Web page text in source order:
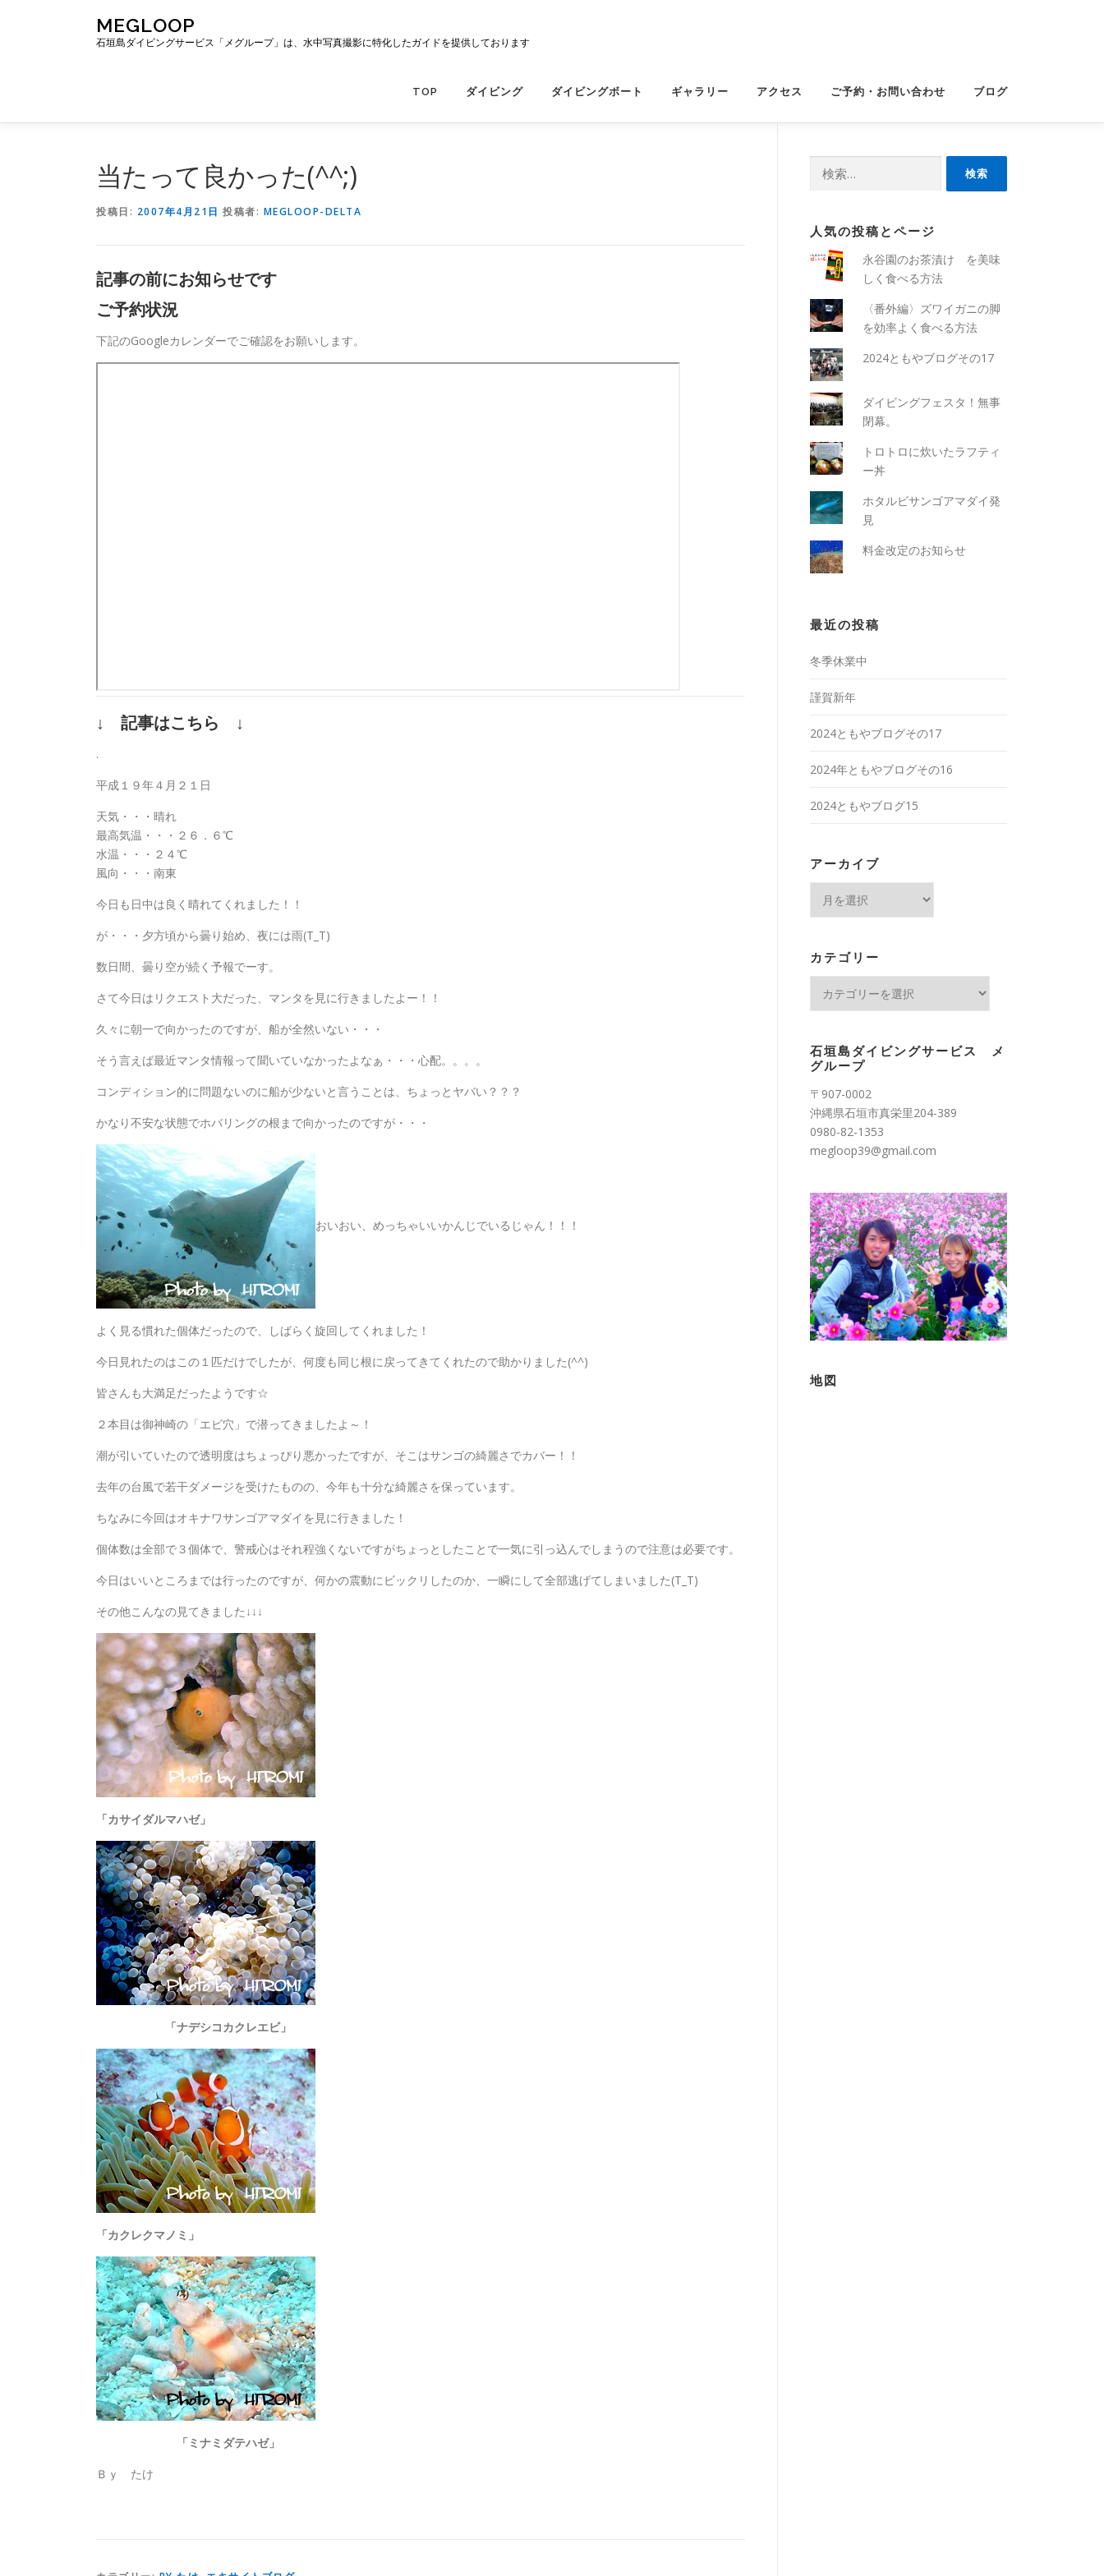
ス
MEGLOOP
石垣島ダイビングサービス「メグループ」は、水中写真撮影に特化したガイドを提供しております
TOP ダイビング ダイビングボート ギャラリー アクセス ご予約・お問い合わせ ブログ
当たって良かった(^^;)
投稿日: 2007年4月21日 投稿者: MEGLOOP-DELTA
記事の前にお知らせです
ご予約状況
下記のGoogleカレンダーでご確認をお願いします。
↓ 記事はこちら ↓
.
平成１９年４月２１日
天気・・・晴れ
最高気温・・・２６．６℃
水温・・・２４℃
風向・・・南東
今日も日中は良く晴れてくれました！！
が・・・夕方頃から曇り始め、夜には雨(T_T)
数日間、曇り空が続く予報でーす。
さて今日はリクエスト大だった、マンタを見に行きましたよー！！
久々に朝一で向かったのですが、船が全然いない・・・
そう言えば最近マンタ情報って聞いていなかったよなぁ・・・心配。。。。
コンディション的に問題ないのに船が少ないと言うことは、ちょっとヤバい？？？
かなり不安な状態でホバリングの根まで向かったのですが・・・
おいおい、めっちゃいいかんじでいるじゃん！！！
よく見る慣れた個体だったので、しばらく旋回してくれました！
今日見れたのはこの１匹だけでしたが、何度も同じ根に戻ってきてくれたので助かりました(^^)
皆さんも大満足だったようです☆
２本目は御神崎の「エビ穴」で潜ってきましたよ～！
潮が引いていたので透明度はちょっぴり悪かったですが、そこはサンゴの綺麗さでカバー！！
去年の台風で若干ダメージを受けたものの、今年も十分な綺麗さを保っています。
ちなみに今回はオキナワサンゴアマダイを見に行きました！
個体数は全部で３個体で、警戒心はそれ程強くないですがちょっとしたことで一気に引っ込んでしまうので注意は必要です。
今日はいいところまでは行ったのですが、何かの震動にビックリしたのか、一瞬にして全部逃げてしまいました(T_T)
その他こんなの見てきました↓↓↓
「カサイダルマハゼ」
「ナデシコカクレエビ」
「カクレクマノミ」
「ミナミダテハゼ」
Ｂｙ たけ
人気の投稿とページ
永谷園のお茶漬け を美味
しく食べる方法
〈番外編〉ズワイガニの脚
を効率よく食べる方法
2024ともやブログその17
ダイビングフェスタ！無事
閉幕。
トロトロに炊いたラフティ
ー丼
ホタルビサンゴアマダイ発
見
料金改定のお知らせ
最近の投稿
冬季休業中
謹賀新年
2024ともやブログその17
2024年ともやブログその16
2024ともやブログ15
アーカイブ
ブ
カテゴリー
ー
石垣島ダイビングサービス メ
グループ
〒907-0002
沖縄県石垣市真栄里204-389
0980-82-1353
megloop39@gmail.com
地図